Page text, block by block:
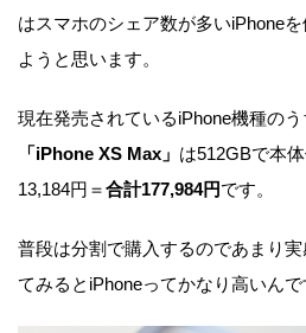
はスマホのシェア数が多いiPhone
ようと思います。
現在発売されているiPhone機種の
「iPhone XS Max」 は512GBで本
13,184円＝合計177,984円です。
普段は分割で購入するのであまり
てみるとiPhoneってかなり高いん